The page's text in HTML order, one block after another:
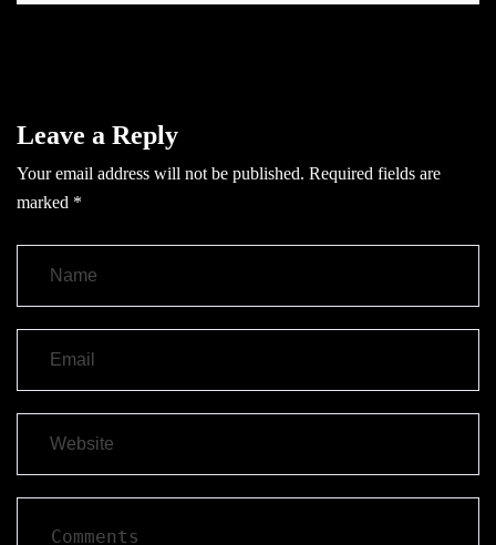
Leave a Reply
Your email address will not be published. Required fields are
marked *